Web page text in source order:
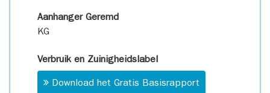
Aanhanger Geremd
KG
Verbruik en Zuinigheidslabel
Download het Gratis Basisrapport